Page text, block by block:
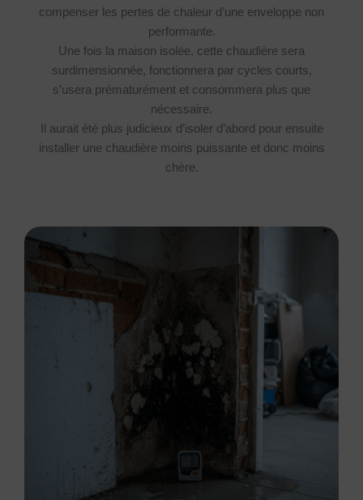
compenser les pertes de chaleur d’une enveloppe non
performante.
Une fois la maison isolée, cette chaudière sera
surdimensionnée, fonctionnera par cycles courts,
s’usera prématurément et consommera plus que
nécessaire.
Il aurait été plus judicieux d’isoler d’abord pour ensuite
installer une chaudière moins puissante et donc moins
chère.